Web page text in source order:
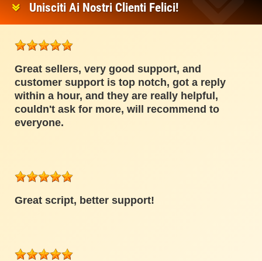
Unisciti Ai Nostri Clienti Felici!
Great sellers, very good support, and
customer support is top notch, got a reply
within a hour, and they are really helpful,
couldn't ask for more, will recommend to
everyone.
Great script, better support!